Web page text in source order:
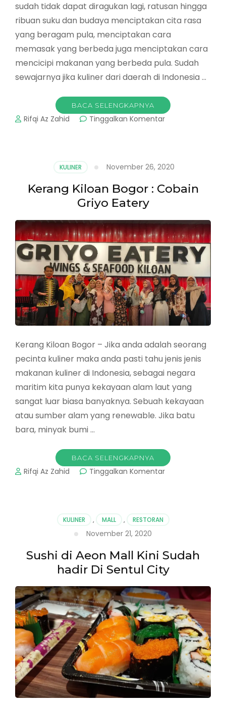
sudah tidak dapat diragukan lagi, ratusan hingga
ribuan suku dan budaya menciptakan cita rasa
yang beragam pula, menciptakan cara
memasak yang berbeda juga menciptakan cara
mencicipi makanan yang berbeda pula. Sudah
sewajarnya jika kuliner dari daerah di Indonesia …
BACA SELENGKAPNYA
Rifqi Az Zahid Tinggalkan Komentarpada
Sei
Sapi
Kana
KULINER November 26, 2020
Kerang Kiloan Bogor : Cobain
Griyo Eatery
Kerang Kiloan Bogor – Jika anda adalah seorang
pecinta kuliner maka anda pasti tahu jenis jenis
makanan kuliner di Indonesia, sebagai negara
maritim kita punya kekayaan alam laut yang
sangat luar biasa banyaknya. Sebuah kekayaan
atau sumber alam yang renewable. Jika batu
bara, minyak bumi …
BACA SELENGKAPNYA
Rifqi Az Zahid Tinggalkan Komentarpada
KULINER , MALL , RESTORAN
November 21, 2020
Sushi di Aeon Mall Kini Sudah
hadir Di Sentul City